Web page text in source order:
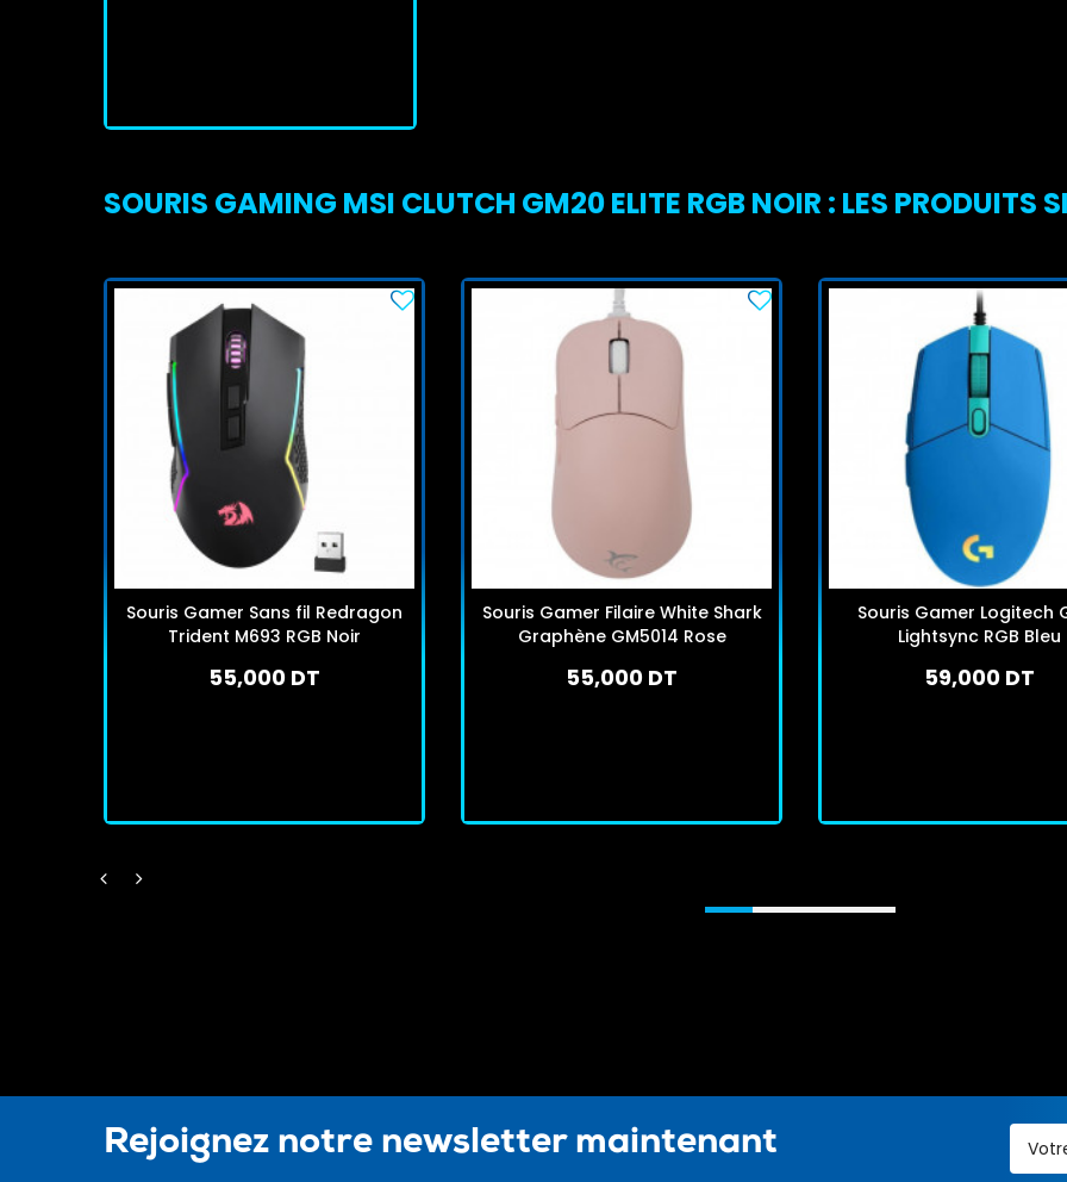
SOURIS GAMING MSI CLUTCH GM20 ELITE RGB NOIR : LES PRODUITS
Souris Gamer Sans fil Redragon
Trident M693 RGB Noir
55,000 DT
Souris Gamer Filaire White Shark
Graphène GM5014 Rose
55,000 DT
Souris Gamer Logitech
Lightsync RGB Bleu
59,000 DT
Rejoignez notre newsletter maintenant